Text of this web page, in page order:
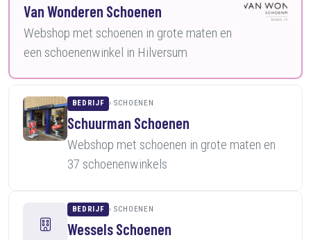
Van Wonderen Schoenen
Webshop met schoenen in grote maten en
een schoenenwinkel in Hilversum
BEDRIJF SCHOENEN
Schuurman Schoenen
Webshop met schoenen in grote maten en
37 schoenenwinkels
BEDRIJF SCHOENEN
Wessels Schoenen